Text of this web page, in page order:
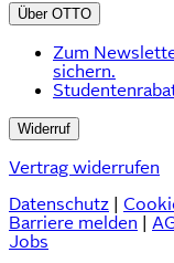
Über OTTO
Zum
sichern.
Widerruf
Vertrag widerrufen
Datenschutz
Barriere melden
Jobs